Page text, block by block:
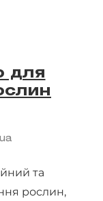
для
та
рослин,